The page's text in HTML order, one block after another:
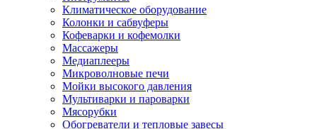
Климатическое оборудование
Колонки и сабвуферы
Кофеварки и кофемолки
Массажеры
Медиаплееры
Микроволновые печи
Мойки высокого давления
Мультиварки и пароварки
Мясорубки
Обогреватели и тепловые завесы